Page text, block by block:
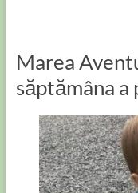
Marea
săptămâna a